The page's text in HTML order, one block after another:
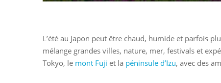
L’été au Japon peut être chaud, humide et parfois
mélange grandes villes, nature, mer, festivals et
Tokyo, le mont Fuji et la péninsule d’Izu, avec des